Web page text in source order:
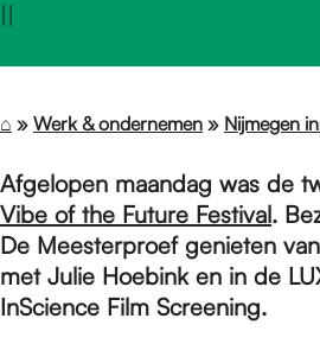
o
m
e
p
||
⌂ » Werk & ondernemen » Nijmegen
Afgelopen maandag was de
Vibe of the Future Festival.
De Meesterproef genieten
met Julie Hoebink en in de
InScience Film Screening.